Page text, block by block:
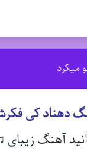
میکرد
دهناد کی
آهنگ